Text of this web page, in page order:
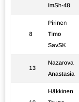
ImSh-48
8
Pirinen
Timo
SavSK
13
Nazarova
Anastasia
Häkkinen